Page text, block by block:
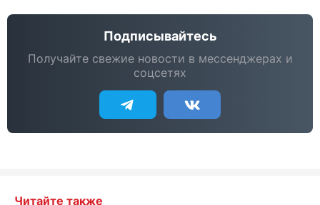
Подписывайтесь
Получайте свежие новости в мессенджерах и
соцсетях
Читайте также